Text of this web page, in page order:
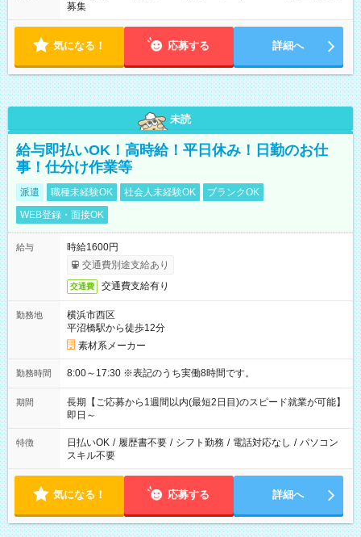
募集
気になる！ 応募する 詳細へ
未読
給与即払いOK！高時給！平日休み！日勤のお仕
事！仕分け作業等
派遣 職種未経験OK 社会人未経験OK
ブランクOK
WEB登録・面接OK
給与
時給1600円
交通費別途支給あり
交通費 交通費支給有り
勤務地
横浜市西区
平沼橋駅から徒歩12分
素材系メーカー
勤務時間 8:00～17:30 ※表記のうち実働8時間です。
期間
長期【ご応募から1週間以内(最短2日目)のスピード就業が可能】
即日～
特徴 日払いOK / 履歴書不要 / シフト勤務 / 電話対応なし / パソコン
スキル不要
気になる！ 応募する 詳細へ